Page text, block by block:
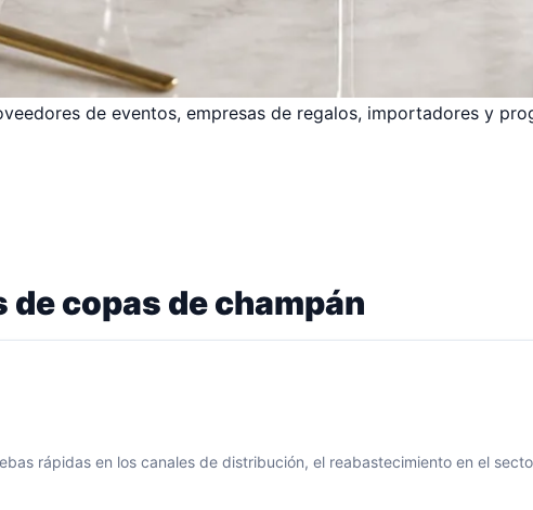
de eventos, empresas de regalos, importadores y
copas de champán
rápidas en los canales de distribución, el reabastecimiento en el